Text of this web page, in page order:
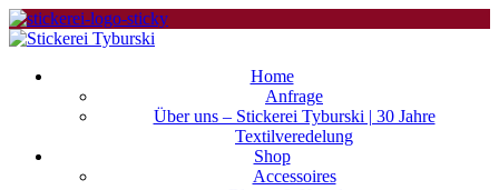
Home
Anfrage
Über uns – Stickerei Tyburski | 30 Jahre
Textilveredelung
Shop
Accessoires